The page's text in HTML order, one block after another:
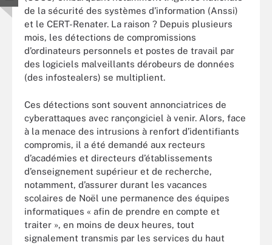
de la sécurité des systèmes d’information (Anssi)
et le CERT-Renater. La raison ? Depuis plusieurs
mois, les détections de compromissions
d’ordinateurs personnels et postes de travail par
des logiciels malveillants dérobeurs de données
(des infostealers) se multiplient.
Ces détections sont souvent annonciatrices de
cyberattaques avec rançongiciel à venir. Alors, face
à la menace des intrusions à renfort d’identifiants
compromis, il a été demandé aux recteurs
d’académies et directeurs d’établissements
d’enseignement supérieur et de recherche,
notamment, d’assurer durant les vacances
scolaires de Noël une permanence des équipes
informatiques « afin de prendre en compte et
traiter », en moins de deux heures, tout
signalement transmis par les services du haut